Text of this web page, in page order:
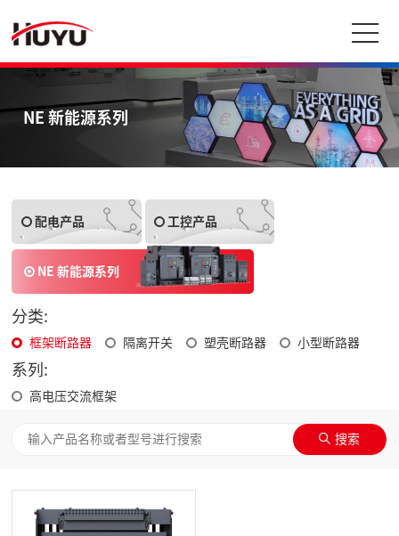
NE 新能源系列
配电产品 工控产品
NE 新能源系列
分类:
框架断路器 隔离开关 塑壳断路器 小型断路器
系列:
高电压交流框架